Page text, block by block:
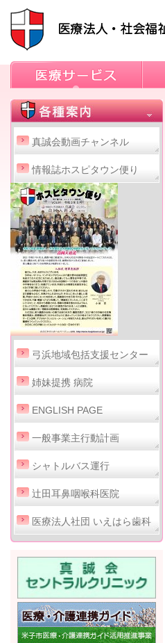
真誠会動画チャンネル
情報誌ホスピタウン便り
弓浜地域包括支援センター
姉妹提携 病院
ENGLISH PAGE
一般事業主行動計画
シャトルバス運行
辻田耳鼻咽喉科医院
医療法人社団 いえはら歯科